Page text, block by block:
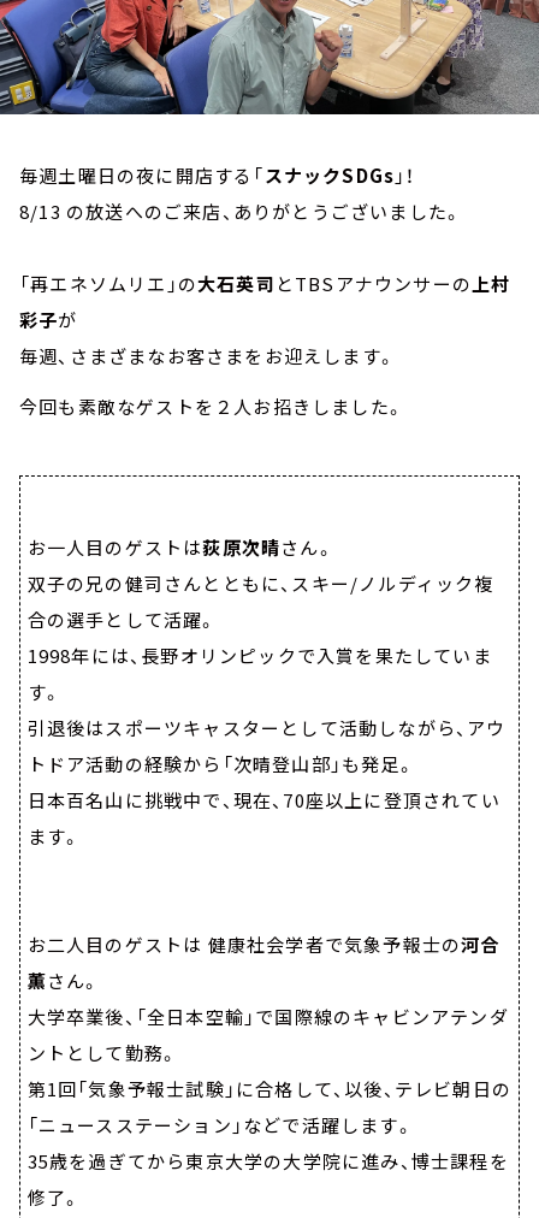
毎週土曜日の夜に開店する「スナックSDGs 」！
8/13 の放送へのご来店、ありがとうございました。
「再エネソムリエ」の大石英司 とTBSアナウンサーの上村
彩子が
毎週、さまざまなお客さまをお迎えします。
今回も素敵なゲストを２人お招きしました。
お一人目のゲストは荻原次晴さん。
双子の兄の健司さんとともに、スキー/ノルディック複
合の選手として活躍。
1998年には、長野オリンピックで入賞を果たしていま
す。
引退後はスポーツキャスターとして活動しながら、アウ
トドア活動の経験から「次晴登山部」も発足。
日本百名山に挑戦中で、現在、70座以上に登頂されてい
ます。
お二人目のゲストは 健康社会学者で気象予報士の河合
薫さん。
大学卒業後、「全日本空輸」で国際線のキャビンアテンダ
ントとして勤務。
第1回「気象予報士試験」に合格して、以後、テレビ朝日の
「ニュースステーション」などで活躍します。
35歳を過ぎてから東京大学の大学院に進み、博士課程を
修了。